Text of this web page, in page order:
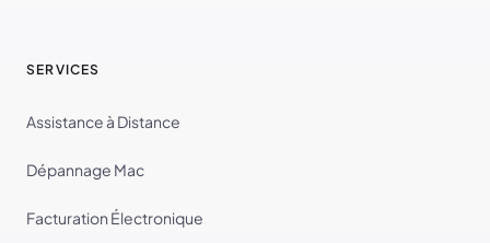
SERVICES
Assistance à Distance
Dépannage Mac
Facturation Électronique